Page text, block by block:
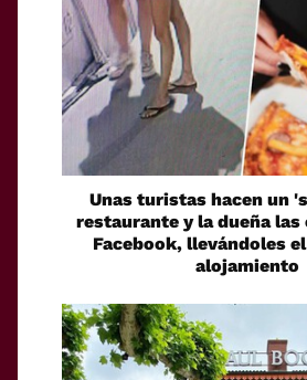
Unas turistas hacen un
restaurante y la dueña las
Facebook, llevándoles
alojamiento